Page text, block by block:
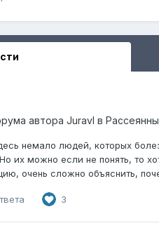
автора Juravl в
немало людей, которых
их можно если не понять, то
очень сложно объяснить,
3